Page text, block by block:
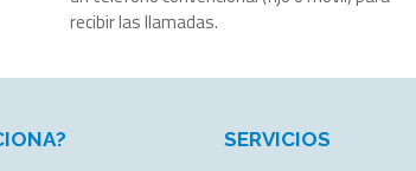
recibir las llamadas.
SERVICIOS